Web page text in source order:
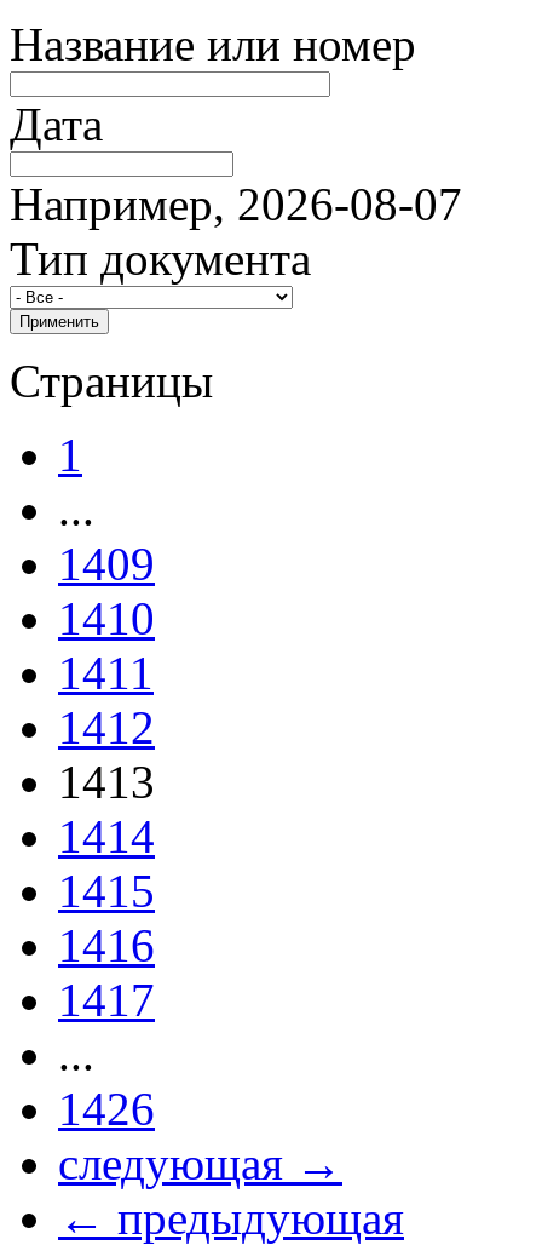
Название или номер
Дата
Например, 2026-08-07
Тип документа
Страницы
1
...
1409
1410
1411
1412
1413
1414
1415
1416
1417
...
1426
следующая →
← предыдующая